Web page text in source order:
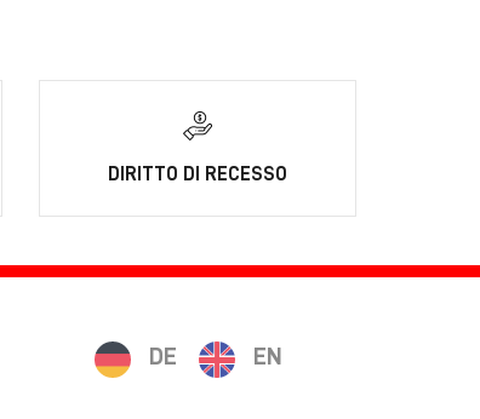
DIRITTO DI RECESSO
DE EN